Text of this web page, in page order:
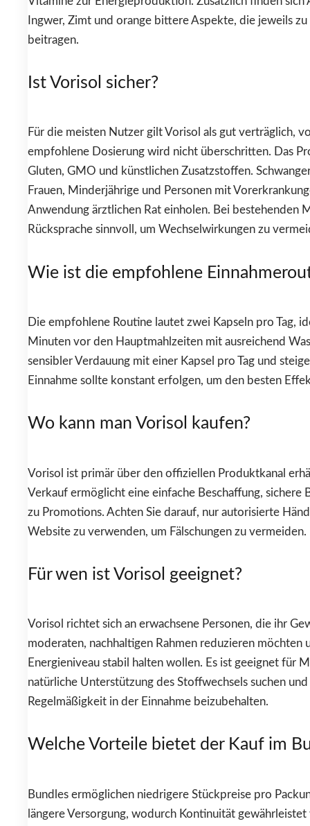
Ingwer, Zimt und orange bittere Aspekte, die jeweils
beitragen.
Ist Vorisol sicher?
Für die meisten Nutzer gilt Vorisol als gut verträglich,
empfohlene Dosierung wird nicht überschritten. Das
Gluten, GMO und künstlichen Zusatzstoffen.
Frauen, Minderjährige und Personen mit
Anwendung ärztlichen Rat einholen. Bei bestehenden
Rücksprache sinnvoll, um Wechselwirkungen zu
Wie ist die empfohlene
Die empfohlene Routine lautet zwei Kapseln pro Tag,
Minuten vor den Hauptmahlzeiten mit ausreichend
sensibler Verdauung mit einer Kapsel pro Tag und
Einnahme sollte konstant erfolgen, um den besten
Wo kann man Vorisol kaufen?
Vorisol ist primär über den offiziellen Produktkanal
Verkauf ermöglicht eine einfache Beschaffung, sichere
zu Promotions. Achten Sie darauf, nur autorisierte
Website zu verwenden, um Fälschungen zu vermeiden.
Für wen ist Vorisol geeignet?
Vorisol richtet sich an erwachsene Personen, die ihr
moderaten, nachhaltigen Rahmen reduzieren möchten
Energieniveau stabil halten wollen. Es ist geeignet für
natürliche Unterstützung des Stoffwechsels suchen
Regelmäßigkeit in der Einnahme beizubehalten.
Welche Vorteile bietet der Kauf im
Bundles ermöglichen niedrigere Stückpreise pro
längere Versorgung, wodurch Kontinuität